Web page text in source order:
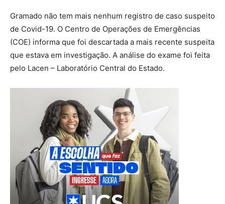
Gramado não tem mais nenhum registro de caso suspeito
de Covid-19. O Centro de Operações de Emergências
(COE) informa que foi descartada a mais recente suspeita
que estava em investigação. A análise do exame foi feita
pelo Lacen – Laboratório Central do Estado.